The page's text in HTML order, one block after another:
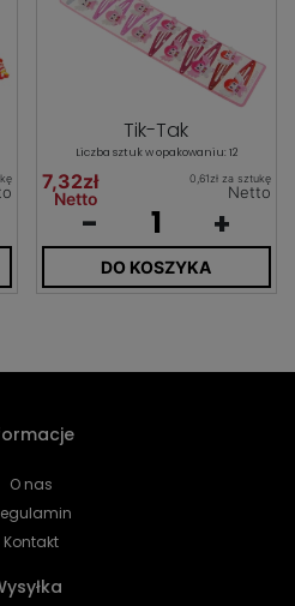
Tik-Tak
Liczba sztuk w opakowaniu: 12
7,32zł
Netto
0,61zł za sztukę
Netto
- +
DO KOSZYKA
O nas
Kontakt